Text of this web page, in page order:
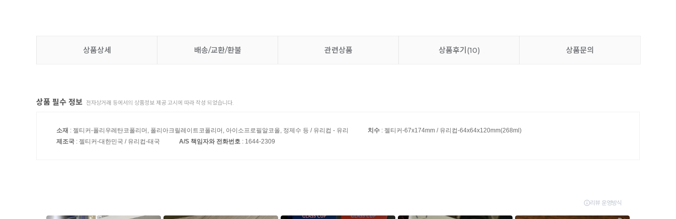
상품상세 배송/교환/환불 관련상품 상품후기(10) 상품문의
상품 필수 정보 전자상거래 등에서의 상품정보 제공 고시에 따라 작성 되었습니다.
소재 : 젤티커-폴리우레탄코폴리머, 폴리아크릴레이트코폴리머, 아이소프로필알코올, 정제수 등 / 유리컵 - 유리 치수 : 젤티커-67x174mm / 유리컵-64x64x120mm(268ml)
제조국 : 젤티커-대한민국 / 유리컵-태국 A/S 책임자와 전화번호 : 1644-2309